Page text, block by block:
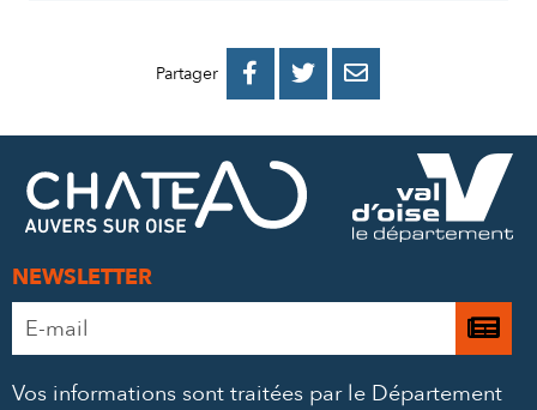
Partager 
PARTAGER
FACEBOOK
PARTAGER
PARTAGER
MAIL
NEWSLETTER
Adresse
e-
Je
Vos informations sont traitées par le Département